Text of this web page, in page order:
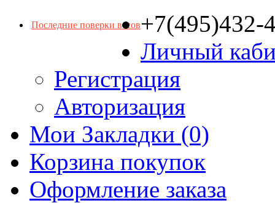
Последние поверки весов+7(495)432-
Личный
Регистрация
Авторизация
Мои Закладки (0)
Корзина покупок
Оформление заказа